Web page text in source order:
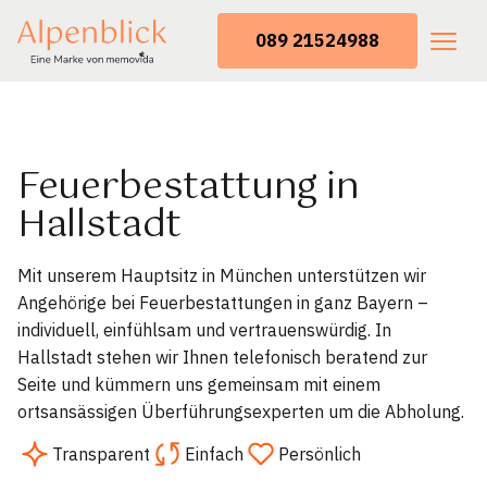
089 21524988
Feuerbestattung in
Hallstadt
Mit unserem Hauptsitz in München unterstützen wir
Angehörige bei Feuerbestattungen in ganz Bayern –
individuell, einfühlsam und vertrauenswürdig. In
Hallstadt stehen wir Ihnen telefonisch beratend zur
Seite und kümmern uns gemeinsam mit einem
ortsansässigen Überführungsexperten um die Abholung.
Transparent
Einfach Persönlich